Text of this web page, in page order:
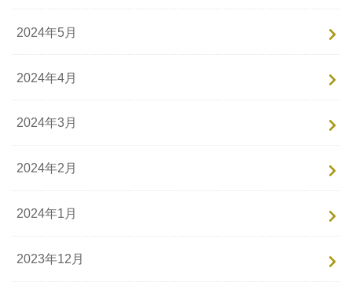
2024年5月
2024年4月
2024年3月
2024年2月
2024年1月
2023年12月